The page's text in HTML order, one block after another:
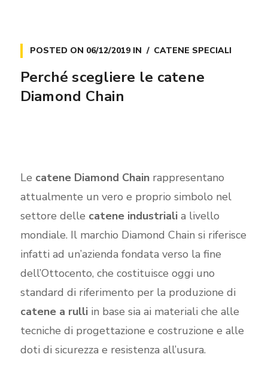
POSTED ON 06/12/2019IN CATENE SPECIALI
Perché scegliere le catene
Diamond Chain
Le catene Diamond Chainrappresentano
attualmente un vero e proprio simbolo nel
settore delle catene industriali a livello
mondiale. Il marchio Diamond Chain si riferisce
infatti ad un’azienda fondata verso la fine
dell’Ottocento, che costituisce oggi uno
standard di riferimento per la produzione di
catene a rulli in base sia ai materiali che alle
tecniche di progettazione e costruzione e alle
doti di sicurezza e resistenza all’usura.